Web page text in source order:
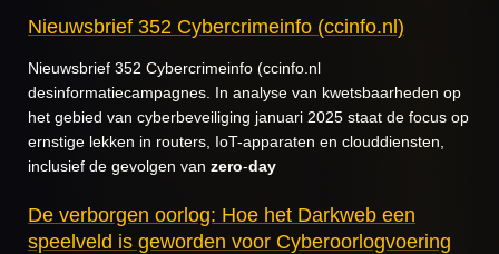
Nieuwsbrief 352 Cybercrimeinfo (ccinfo.nl)
Nieuwsbrief 352 Cybercrimeinfo (ccinfo.nl
desinformatiecampagnes. In analyse van kwetsbaarheden op
het gebied van cyberbeveiliging januari 2025 staat de focus op
ernstige lekken in routers, IoT-apparaten en clouddiensten,
inclusief de gevolgen van zero-day
De verborgen oorlog: Hoe het Darkweb een
speelveld is geworden voor Cyberoorlogvoering